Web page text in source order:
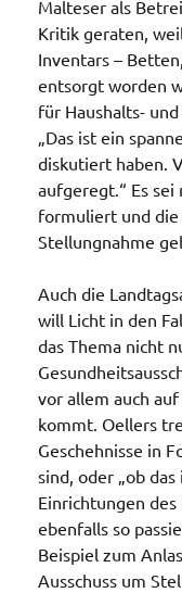
Malteser als
Kritik geraten,
Inventars –
entsorgt worden
für Haushalts-
„Das ist ein
diskutiert haben.
aufgeregt.“ Es
formuliert und
Stellungnahme
Auch die
will Licht in den
das Thema nicht
vor allem auch
kommt. Oellers
Geschehnisse in
sind, oder „ob
Einrichtungen des
ebenfalls so
Beispiel zum
Ausschuss um